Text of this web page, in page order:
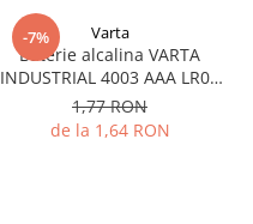
-7% Varta
Baterie alcalina VARTA
INDUSTRIAL 4003 AAA LR03
1.5V
1,77 RON
de la 1,64 RON